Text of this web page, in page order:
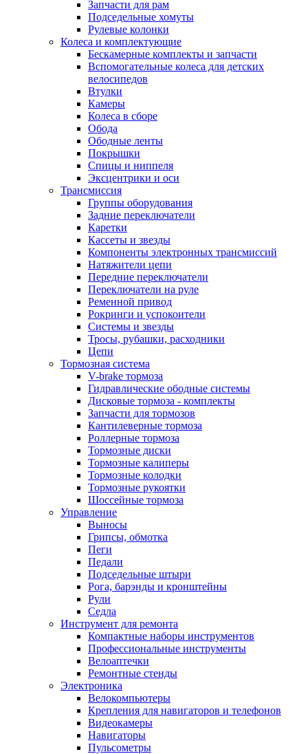
Запчасти для рам
Подседельные хомуты
Рулевые колонки
Колеса и комплектующие
Бескамерные комплекты и запчасти
Вспомогательные колеса для детских
велосипедов
Втулки
Камеры
Колеса в сборе
Обода
Ободные ленты
Покрышки
Спицы и ниппеля
Эксцентрики и оси
Трансмиссия
Группы оборудования
Задние переключатели
Каретки
Кассеты и звезды
Компоненты электронных трансмиссий
Натяжители цепи
Передние переключатели
Переключатели на руле
Ременной привод
Рокринги и успокоители
Системы и звезды
Тросы, рубашки, расходники
Цепи
Тормозная система
V-brake тормоза
Гидравлические ободные системы
Дисковые тормоза - комплекты
Запчасти для тормозов
Кантилеверные тормоза
Роллерные тормоза
Тормозные диски
Тормозные калиперы
Тормозные колодки
Тормозные рукоятки
Шоссейные тормоза
Управление
Выносы
Грипсы, обмотка
Пеги
Педали
Подседельные штыри
Рога, барэнды и кронштейны
Рули
Седла
Инструмент для ремонта
Компактные наборы инструментов
Профессиональные инструменты
Велоаптечки
Ремонтные стенды
Электроника
Велокомпьютеры
Крепления для навигаторов и телефонов
Видеокамеры
Навигаторы
Пульсометры